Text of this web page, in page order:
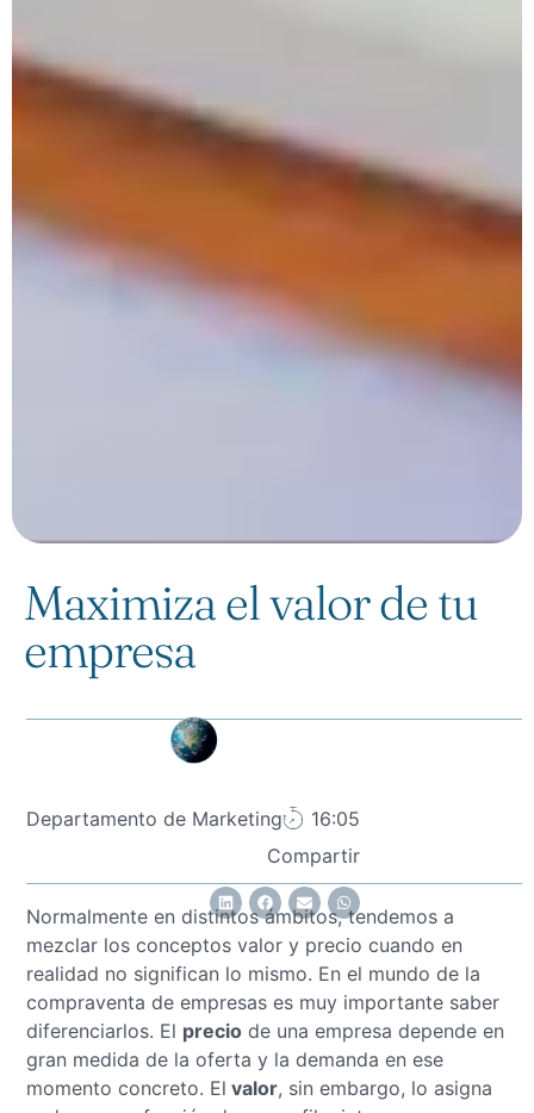
Maximiza el valor de tu
empresa
Departamento de Marketing
16:05
Compartir
Normalmente en distintos ámbitos, tendemos a
mezclar los conceptos valor y precio cuando en
realidad no significan lo mismo. En el mundo de la
compraventa de empresas es muy importante saber
diferenciarlos. El precio de una empresa depende en
gran medida de la oferta y la demanda en ese
momento concreto. El valor, sin embargo, lo asigna